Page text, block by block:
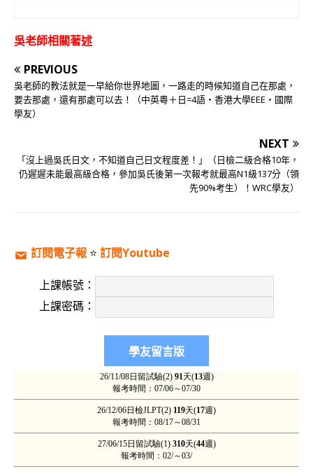
吳老師相關著述
PREVIOUS
吳老師的教法就是一早給你世界地圖，一路走的時候知道自己在那處，
要去那處，還有那處可以去！（中英粵＋日=4語‧香港大學EEE‧國際
學友）
NEXT
「沒上過吳氏日文，不知道自己日文程度差！」（日檢二級合格10年，
仍遲遲未能最高級合格，參加吳氏後第一次報考就最高N1級137分（領
先90%考生）！WRC學友）
訂閱電子報 ⭐️ 訂閱Youtube
上課帳號：
上課密碼：